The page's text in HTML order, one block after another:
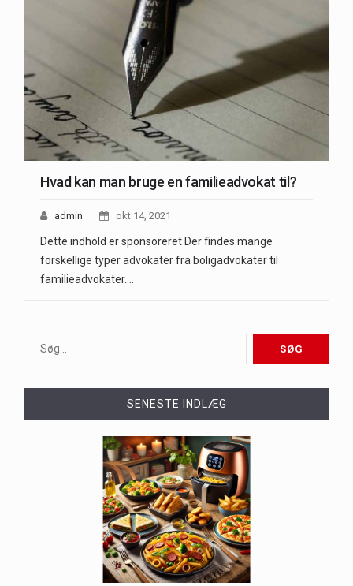
Hvad kan man bruge en familieadvokat til?
admin okt 14, 2021
Dette indhold er sponsoreret Der findes mange
forskellige typer advokater fra boligadvokater til
familieadvokater.…
SENESTE INDLÆG